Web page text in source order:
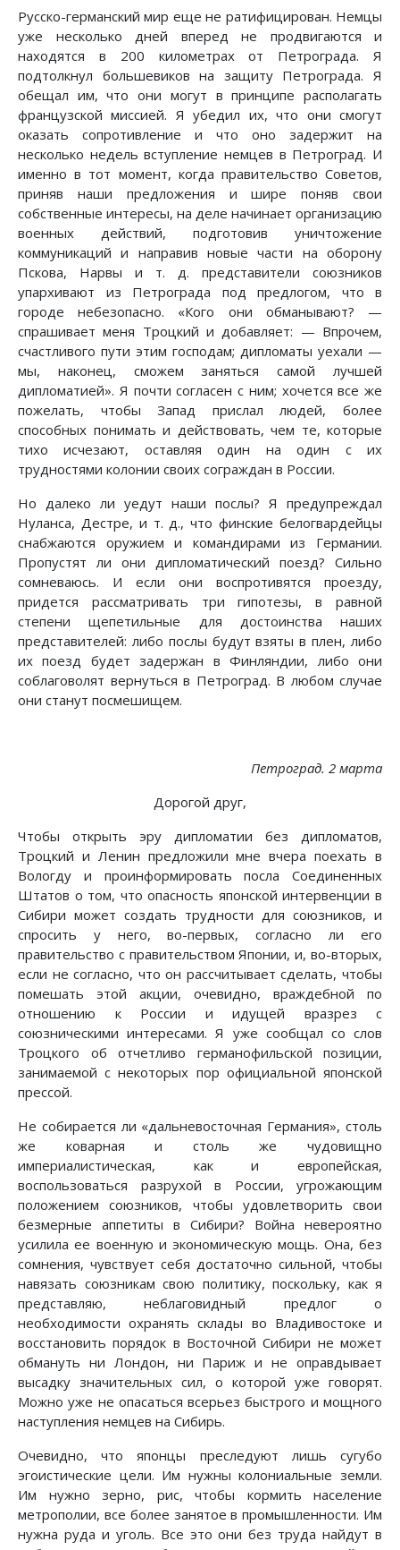
Русско-германский мир еще не ратифицирован. Немцы
уже несколько дней вперед не продвигаются и
находятся в 200 километрах от Петрограда. Я
подтолкнул большевиков на защиту Петрограда. Я
обещал им, что они могут в принципе располагать
французской миссией. Я убедил их, что они смогут
оказать сопротивление и что оно задержит на
несколько недель вступление немцев в Петроград. И
именно в тот момент, когда правительство Советов,
приняв наши предложения и шире поняв свои
собственные интересы, на деле начинает организацию
военных действий, подготовив уничтожение
коммуникаций и направив новые части на оборону
Пскова, Нарвы и т. д. представители союзников
упархивают из Петрограда под предлогом, что в
городе небезопасно. «Кого они обманывают? —
спрашивает меня Троцкий и добавляет: — Впрочем,
счастливого пути этим господам; дипломаты уехали —
мы, наконец, сможем заняться самой лучшей
дипломатией». Я почти согласен с ним; хочется все же
пожелать, чтобы Запад прислал людей, более
способных понимать и действовать, чем те, которые
тихо исчезают, оставляя один на один с их
трудностями колонии своих сограждан в России.
Но далеко ли уедут наши послы? Я предупреждал
Нуланса, Дестре, и т. д., что финские белогвардейцы
снабжаются оружием и командирами из Германии.
Пропустят ли они дипломатический поезд? Сильно
сомневаюсь. И если они воспротивятся проезду,
придется рассматривать три гипотезы, в равной
степени щепетильные для достоинства наших
представителей: либо послы будут взяты в плен, либо
их поезд будет задержан в Финляндии, либо они
соблаговолят вернуться в Петроград. В любом случае
они станут посмешищем.
Петроград. 2 марта
Дорогой друг,
Чтобы открыть эру дипломатии без дипломатов,
Троцкий и Ленин предложили мне вчера поехать в
Вологду и проинформировать посла Соединенных
Штатов о том, что опасность японской интервенции в
Сибири может создать трудности для союзников, и
спросить у него, во-первых, согласно ли его
правительство с правительством Японии, и, во-вторых,
если не согласно, что он рассчитывает сделать, чтобы
помешать этой акции, очевидно, враждебной по
отношению к России и идущей вразрез с
союзническими интересами. Я уже сообщал со слов
Троцкого об отчетливо германофильской позиции,
занимаемой с некоторых пор официальной японской
прессой.
Не собирается ли «дальневосточная Германия», столь
же коварная и столь же чудовищно
империалистическая, как и европейская,
воспользоваться разрухой в России, угрожающим
положением союзников, чтобы удовлетворить свои
безмерные аппетиты в Сибири? Война невероятно
усилила ее военную и экономическую мощь. Она, без
сомнения, чувствует себя достаточно сильной, чтобы
навязать союзникам свою политику, поскольку, как я
представляю, неблаговидный предлог о
необходимости охранять склады во Владивостоке и
восстановить порядок в Восточной Сибири не может
обмануть ни Лондон, ни Париж и не оправдывает
высадку значительных сил, о которой уже говорят.
Можно уже не опасаться всерьез быстрого и мощного
наступления немцев на Сибирь.
Очевидно, что японцы преследуют лишь сугубо
эгоистические цели. Им нужны колониальные земли.
Им нужно зерно, рис, чтобы кормить население
метрополии, все более занятое в промышленности. Им
нужна руда и уголь. Все это они без труда найдут в